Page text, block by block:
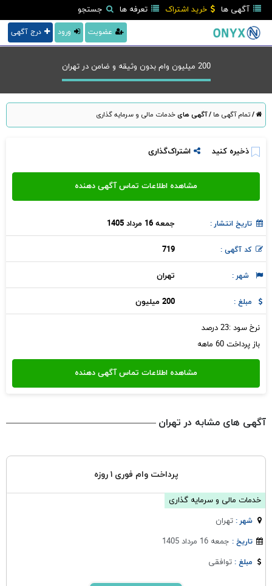
آگهی ها خرید اشتراک تعرفه ها جستجو
درج آگهی ورود عضویت
200 میلیون وام بدون وثیقه و ضامن در تهران
/تمام آگهی ها /آگهی هایخدمات مالی و سرمایه گذاری
ذخیره کنید اشتراک‌گذاری
تاریخ انتشار : جمعه 16 مرداد 1405
کد آگهی : 719
شهر : تهران
مبلغ : 200 میلیون
نرخ سود :23 درصد
باز پرداخت 60 ماهه
آگهی های مشابه در تهران
پرداخت وام فوری ۱ روزه
خدمات مالی و سرمایه گذاری
شهر :تهران
تاریخ : جمعه 16 مرداد 1405
مبلغ :توافقی